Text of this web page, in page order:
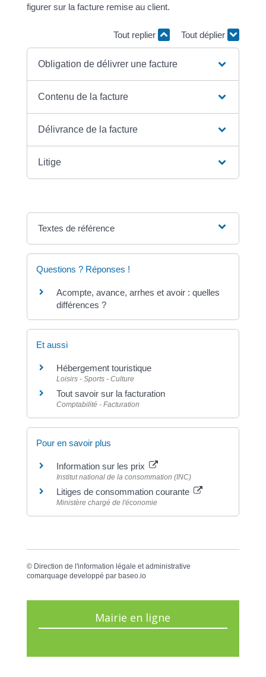
figurer sur la facture remise au client.
Tout replier Tout déplier
Obligation de délivrer une facture
Contenu de la facture
Délivrance de la facture
Litige
Textes de référence
Questions ? Réponses !
Acompte, avance, arrhes et avoir : quelles
différences ?
Et aussi
Hébergement touristique
Loisirs - Sports - Culture
Tout savoir sur la facturation
Comptabilité - Facturation
Pour en savoir plus
Information sur les prix
Institut national de la consommation (INC)
Litiges de consommation courante
Ministère chargé de l'économie
© Direction de l'information légale et administrative
comarquage developpé par baseo.io
Mairie en ligne